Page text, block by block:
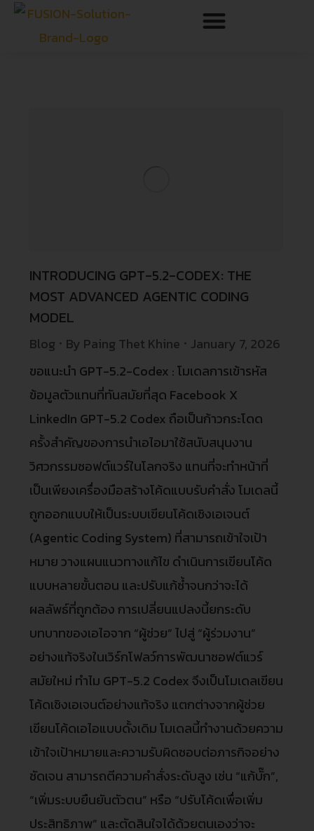
INTRODUCING GPT-5.2-CODEX: THE
MOST ADVANCED AGENTIC CODING
MODEL
Blog By Paing Thet Khine
January 7, 2026
ขอแนะนำ GPT-5.2-Codex : โมเดลการเข้ารหัส
ข้อมูลตัวแทนที่ทันสมัยที่สุด Facebook X
LinkedIn GPT-5.2 Codex ถือเป็นก้าวกระโดด
ครั้งสำคัญของการนำเอไอมาใช้สนับสนุนงาน
วิศวกรรมซอฟต์แวร์ในโลกจริง แทนที่จะทำหน้าที่
เป็นเพียงเครื่องมือสร้างโค้ดแบบรับคำสั่ง โมเดลนี้
ถูกออกแบบให้เป็นระบบเขียนโค้ดเชิงเอเจนต์
(Agentic Coding System) ที่สามารถเข้าใจเป้า
หมาย วางแผนแนวทางแก้ไข ดำเนินการเขียนโค้ด
แบบหลายขั้นตอน และปรับแก้ซ้ำจนกว่าจะได้
ผลลัพธ์ที่ถูกต้อง การเปลี่ยนแปลงนี้ยกระดับ
บทบาทของเอไอจาก “ผู้ช่วย” ไปสู่ “ผู้ร่วมงาน”
อย่างแท้จริงในเวิร์กโฟลว์การพัฒนาซอฟต์แวร์
สมัยใหม่ ทำไม GPT-5.2 Codex จึงเป็นโมเดลเขียน
โค้ดเชิงเอเจนต์อย่างแท้จริง แตกต่างจากผู้ช่วย
เขียนโค้ดเอไอแบบดั้งเดิม โมเดลนี้ทำงานด้วยความ
เข้าใจเป้าหมายและความรับผิดชอบต่อภารกิจอย่าง
ชัดเจน สามารถตีความคำสั่งระดับสูง เช่น “แก้บั๊ก”,
“เพิ่มระบบยืนยันตัวตน” หรือ “ปรับโค้ดเพื่อเพิ่ม
ประสิทธิภาพ” และตัดสินใจได้ด้วยตนเองว่าจะ